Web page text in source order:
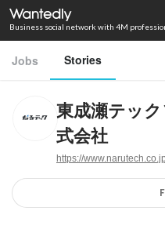
Business social network with 4M
Jobs Stories
東成瀬テッ
式会社
https://www.narutech.co.jp